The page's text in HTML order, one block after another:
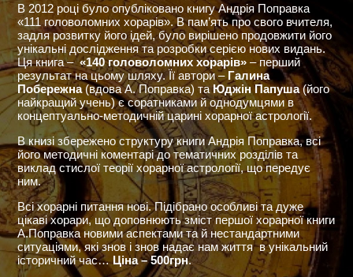
В 2012 році було опубліковано книгу Андрія Поправка
«111 головоломних хорарів». В пам’ять про свого вчителя,
задля розвитку його ідей, було вирішено продовжити його
унікальні дослідження та розробки серією нових видань.
Ця книга –«140 головоломних хорарів» – перший
результат на цьому шляху. Її автори – Галина
Побережна (вдова А. Поправка) таЮджін Папуша(його
найкращий учень) є соратниками й однодумцями в
концептуально-методичній царині хорарної астрології.
В книзі збережено структуру книги Андрія Поправка, всі
його методичні коментарі до тематичних розділів та
виклад стислої теорії хорарної астрології, що передує
ним.
Всі хорарні питання нові. Підібрано особливі та дуже
цікаві хорари, що доповнюють зміст першої хорарної книги
А.Поправка новими аспектами та й нестандартними
ситуаціями, які знов і знов надає нам життя в унікальний
історичний час…Ціна – 500грн.